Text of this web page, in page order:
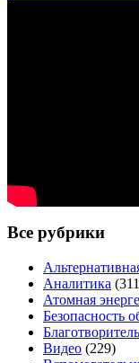
Все рубрики
Аналитика
Атомная
Безопасность
Видео (229)